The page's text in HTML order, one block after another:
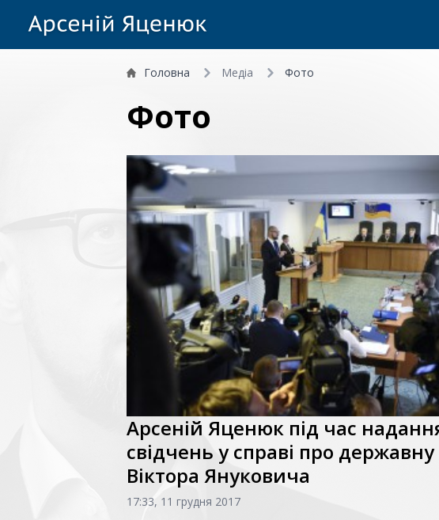
Головна Медіа Фото
Фото
Арсеній Яценюк під час
свідчень у справі про
Віктора Януковича
17:33, 11 грудня 2017